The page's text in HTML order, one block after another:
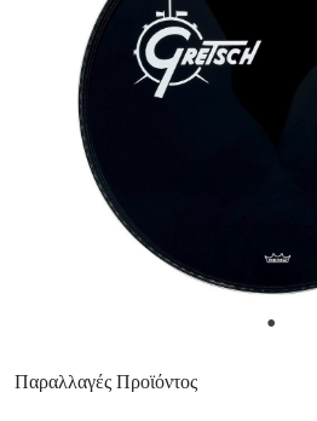
1
Παραλλαγές Προϊόντος